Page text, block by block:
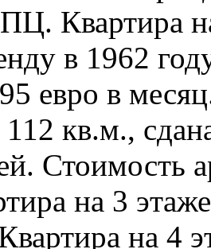
Квартира
в 1962
евро в
кв.м.,
Стоимость
на 3
на 4